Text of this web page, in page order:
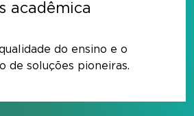
acadêmica
do ensino e o
de soluções pioneiras.